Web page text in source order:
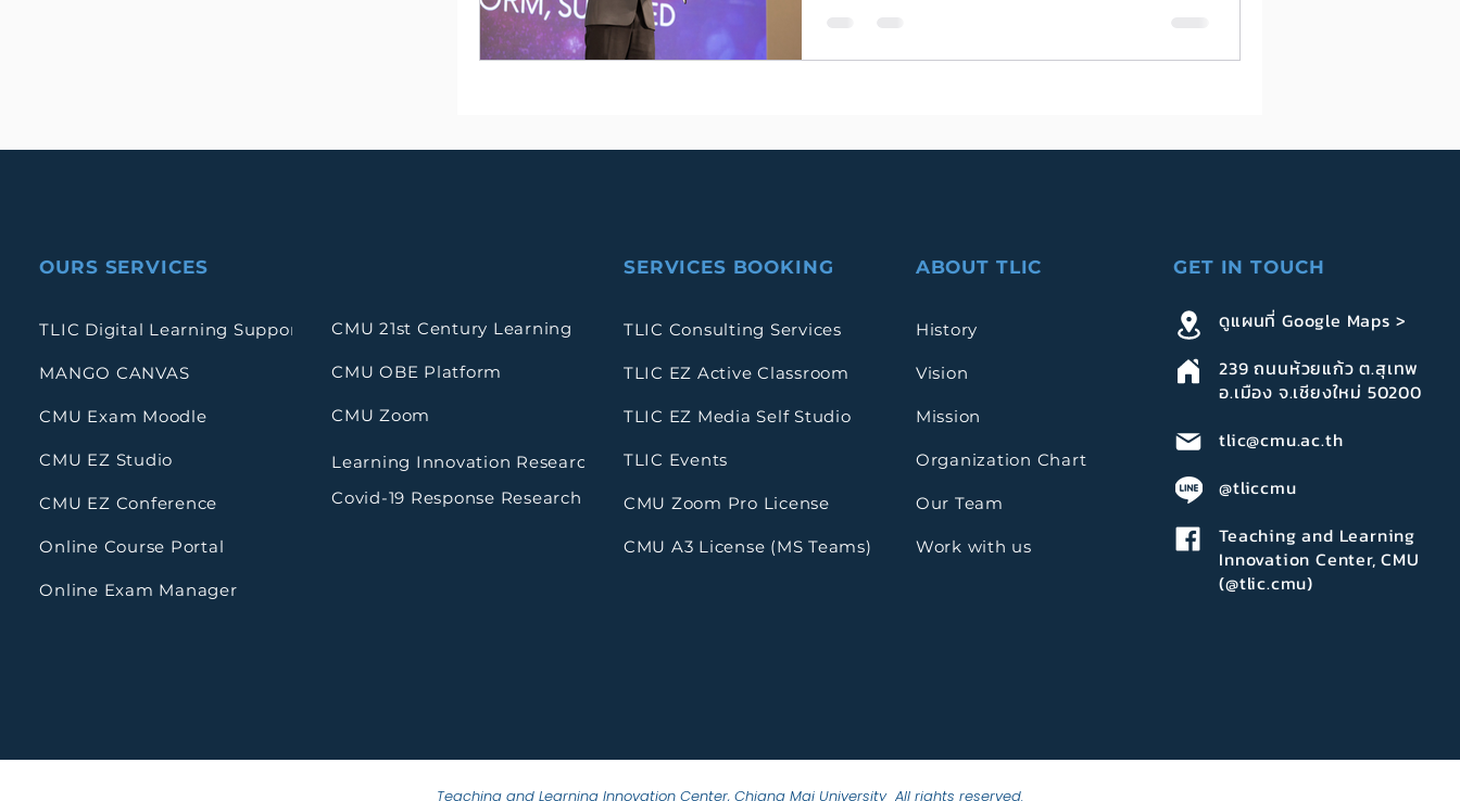
CMU Gen AI
OURS SERVICES
TLIC Digital Learning Support
MANGO CANVAS
CMU Exam Moodle
CMU EZ Studio
CMU EZ Conference
Online Course Portal
Online Exam Manager
CMU 21st Century Learning
CMU OBE Platform
CMU Zoom
Learning Innovation Research
Covid-19 Response Research
SERVICES BOOKING
TLIC Consulting Services
TLIC EZ Active Classroom
TLIC EZ Media Self Studio
TLIC Events
CMU Zoom Pro License
CMU A3 License (MS Teams)
ABOUT TLIC
History
Vision
Mission
Organization Chart
Our Team
Work with us
GET IN TOUCH
ดูแผนที่ Google Maps >
239 ถนนห้วยแก้ว ต.สุเทพ
อ.เมือง จ.เชียงใหม่ 50200
tlic@cmu.ac.th
@tliccmu
Teaching and Learning
Innovation Center, CMU
(@tlic.cmu)
Teaching and Learning Innovation Center, Chiang Mai University All rights reserved.